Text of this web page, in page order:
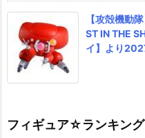
【攻殻機動
ST IN THE
イ】より
フィギュア☆ランキング